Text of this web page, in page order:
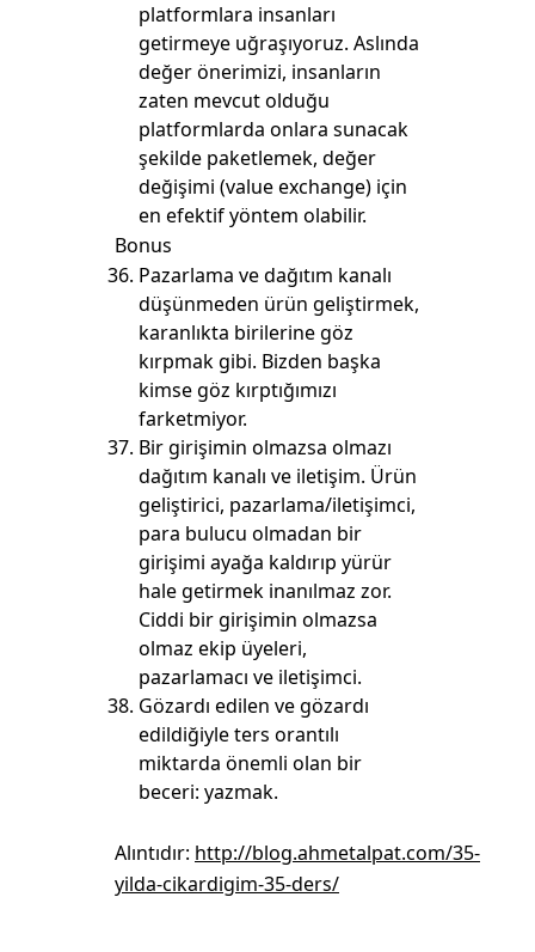
platformlara insanları
getirmeye uğraşıyoruz. Aslında
değer önerimizi, insanların
zaten mevcut olduğu
platformlarda onlara sunacak
şekilde paketlemek, değer
değişimi (value exchange) için
en efektif yöntem olabilir.
Bonus
Pazarlama ve dağıtım kanalı
düşünmeden ürün geliştirmek,
karanlıkta birilerine göz
kırpmak gibi. Bizden başka
kimse göz kırptığımızı
farketmiyor.
Bir girişimin olmazsa olmazı
dağıtım kanalı ve iletişim. Ürün
geliştirici, pazarlama/iletişimci,
para bulucu olmadan bir
girişimi ayağa kaldırıp yürür
hale getirmek inanılmaz zor.
Ciddi bir girişimin olmazsa
olmaz ekip üyeleri,
pazarlamacı ve iletişimci.
Gözardı edilen ve gözardı
edildiğiyle ters orantılı
miktarda önemli olan bir
beceri: yazmak.
Alıntıdır: http://blog.ahmetalpat.com/35-
yilda-cikardigim-35-ders/